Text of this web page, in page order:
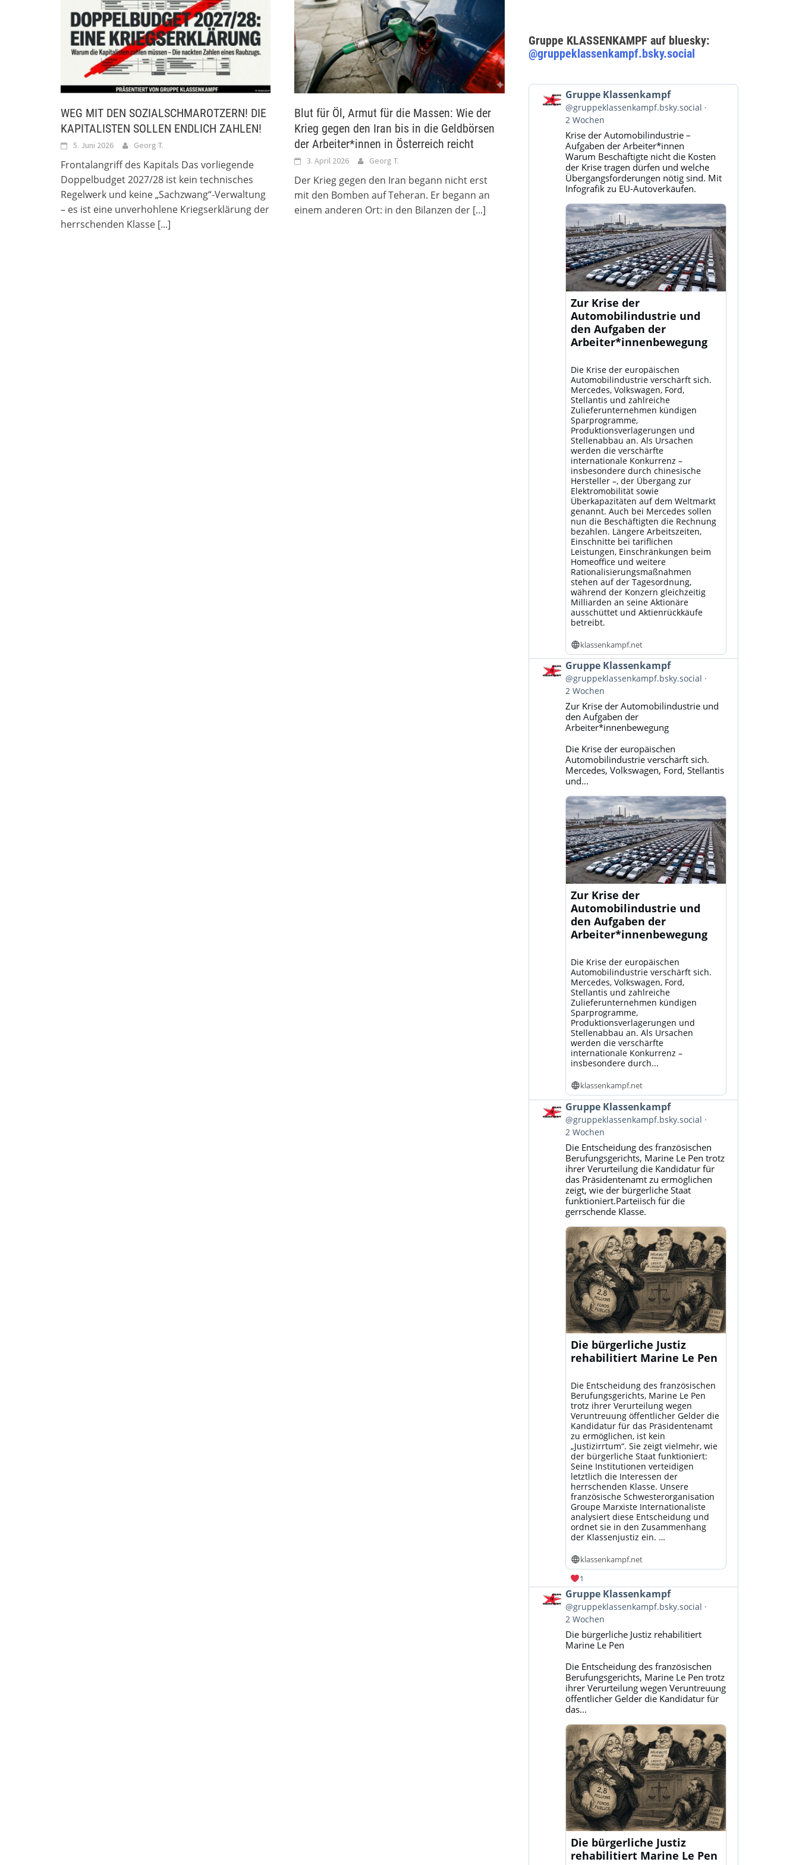
WEG MIT DEN SOZIALSCHMAROTZERN! DIE
KAPITALISTEN SOLLEN ENDLICH ZAHLEN!
5. Juni 2026 Georg T.
Frontalangriff des Kapitals Das vorliegende
Doppelbudget 2027/28 ist kein technisches
Regelwerk und keine „Sachzwang“-Verwaltung
– es ist eine unverhohlene Kriegserklärung der
herrschenden Klasse [...]
Blut für Öl, Armut für die Massen: Wie der
Krieg gegen den Iran bis in die Geldbörsen
der Arbeiter*innen in Österreich reicht
3. April 2026 Georg T.
Der Krieg gegen den Iran begann nicht erst
mit den Bomben auf Teheran. Er begann an
einem anderen Ort: in den Bilanzen der [...]
Gruppe KLASSENKAMPF auf bluesky:
@gruppeklassenkampf.bsky.social
Beitrag
von
Gruppe
Klassenkampf
Bluesky
ansehen
Gruppe Klassenkampf
@gruppeklassenkampf.bsky.social
2 Wochen
Krise der Automobilindustrie –
Aufgaben der Arbeiter*innen
Warum Beschäftigte nicht die Kosten
der Krise tragen dürfen und welche
Übergangsforderungen nötig sind. Mit
Infografik zu EU-Autoverkäufen.
Zur Krise der
Automobilindustrie und
den Aufgaben der
Arbeiter*innenbewegung
Die Krise der europäischen
Automobilindustrie verschärft sich.
Mercedes, Volkswagen, Ford,
Stellantis und zahlreiche
Zulieferunternehmen kündigen
Sparprogramme,
Produktionsverlagerungen und
Stellenabbau an. Als Ursachen
werden die verschärfte
internationale Konkurrenz –
insbesondere durch chinesische
Hersteller –, der Übergang zur
Elektromobilität sowie
Überkapazitäten auf dem Weltmarkt
genannt. Auch bei Mercedes sollen
nun die Beschäftigten die Rechnung
bezahlen. Längere Arbeitszeiten,
Einschnitte bei tariflichen
Leistungen, Einschränkungen beim
Homeoffice und weitere
Rationalisierungsmaßnahmen
stehen auf der Tagesordnung,
während der Konzern gleichzeitig
Milliarden an seine Aktionäre
ausschüttet und Aktienrückkäufe
betreibt.
klassenkampf.net
Beitrag
von
Gruppe
Klassenkampf
Bluesky
Gruppe Klassenkampf
@gruppeklassenkampf.bsky.social
2 Wochen
Zur Krise der Automobilindustrie und
den Aufgaben der
Arbeiter*innenbewegung
Die Krise der europäischen
Automobilindustrie verschärft sich.
Mercedes, Volkswagen, Ford, Stellantis
und...
Zur Krise der
Automobilindustrie und
den Aufgaben der
Arbeiter*innenbewegung
Die Krise der europäischen
Automobilindustrie verschärft sich.
Mercedes, Volkswagen, Ford,
Stellantis und zahlreiche
Zulieferunternehmen kündigen
Sparprogramme,
Produktionsverlagerungen und
Stellenabbau an. Als Ursachen
werden die verschärfte
internationale Konkurrenz –
insbesondere durch...
klassenkampf.net
Beitrag
von
Gruppe
Klassenkampf
Bluesky
ansehen
Gruppe Klassenkampf
@gruppeklassenkampf.bsky.social
2 Wochen
Die Entscheidung des französischen
Berufungsgerichts, Marine Le Pen trotz
ihrer Verurteilung die Kandidatur für
das Präsidentenamt zu ermöglichen
zeigt, wie der bürgerliche Staat
funktioniert.Parteiisch für die
gerrschende Klasse.
Die bürgerliche Justiz
rehabilitiert Marine Le Pen
Die Entscheidung des französischen
Berufungsgerichts, Marine Le Pen
trotz ihrer Verurteilung wegen
Veruntreuung öffentlicher Gelder die
Kandidatur für das Präsidentenamt
zu ermöglichen, ist kein
„Justizirrtum“. Sie zeigt vielmehr, wie
der bürgerliche Staat funktioniert:
Seine Institutionen verteidigen
letztlich die Interessen der
herrschenden Klasse. Unsere
französische Schwesterorganisation
Groupe Marxiste Internationaliste
analysiert diese Entscheidung und
ordnet sie in den Zusammenhang
der Klassenjustiz ein. …
klassenkampf.net
1
Beitrag
von
Gruppe
Klassenkampf
Bluesky
ansehen
Gruppe Klassenkampf
@gruppeklassenkampf.bsky.social
2 Wochen
Die bürgerliche Justiz rehabilitiert
Marine Le Pen
Die Entscheidung des französischen
Berufungsgerichts, Marine Le Pen trotz
ihrer Verurteilung wegen Veruntreuung
öffentlicher Gelder die Kandidatur für
das...
Die bürgerliche Justiz
rehabilitiert Marine Le Pen